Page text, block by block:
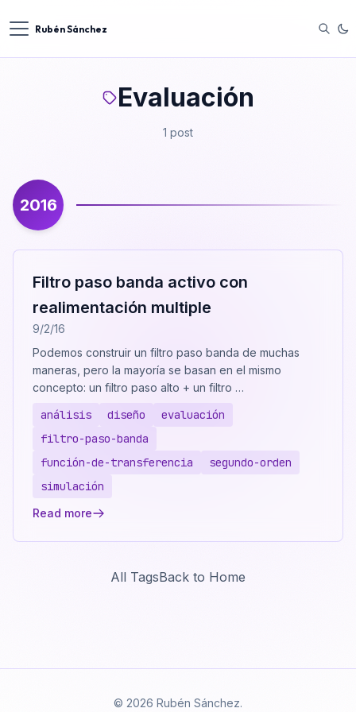
Rubén Sánchez
Evaluación
1 post
2016
Filtro paso banda activo con
realimentación multiple
9/2/16
Podemos construir un filtro paso banda de muchas
maneras, pero la mayoría se basan en el mismo
concepto: un filtro paso alto + un filtro …
análisis diseño
evaluación
filtro-paso-banda
función-de-transferencia
segundo-orden
simulación
Read more
All TagsBack to Home
© 2026 Rubén Sánchez.